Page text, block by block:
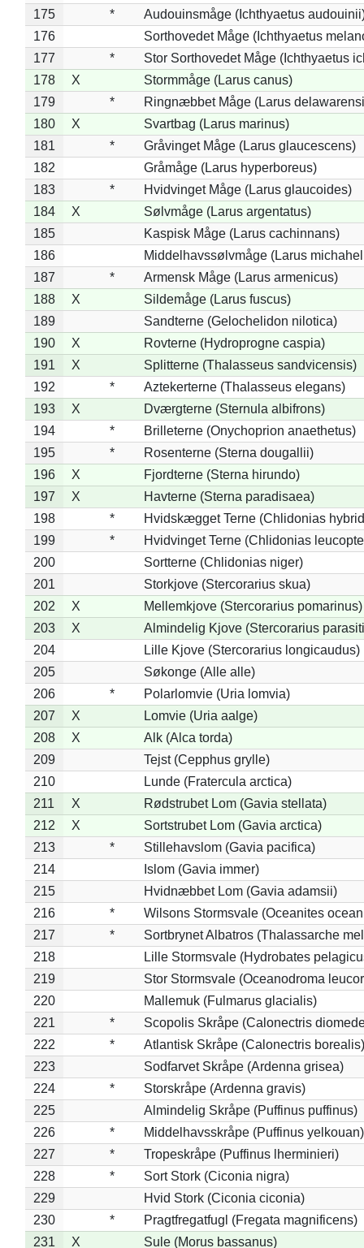
175
*
Audouinsmåge (Ichthyaetus
176
Sorthovedet Måge (Ichthyaetus
177
*
Stor Sorthovedet Måge (Ichthyaetus
178
X
Stormmåge (Larus canus)
179
*
Ringnæbbet Måge (Larus
180
X
Svartbag (Larus marinus)
181
*
Gråvinget Måge (Larus glaucescens)
182
Gråmåge (Larus hyperboreus)
183
*
Hvidvinget Måge (Larus glaucoides)
184
X
Sølvmåge (Larus argentatus)
185
Kaspisk Måge (Larus cachinnans)
186
Middelhavssølvmåge (Larus
187
*
Armensk Måge (Larus armenicus)
188
X
Sildemåge (Larus fuscus)
189
Sandterne (Gelochelidon nilotica)
190
X
Rovterne (Hydroprogne caspia)
191
X
Splitterne (Thalasseus sandvicensis)
192
*
Aztekerterne (Thalasseus elegans)
193
X
Dværgterne (Sternula albifrons)
194
*
Brilleterne (Onychoprion anaethetus)
195
*
Rosenterne (Sterna dougallii)
196
X
Fjordterne (Sterna hirundo)
197
X
Havterne (Sterna paradisaea)
198
*
Hvidskægget Terne (Chlidonias
199
*
Hvidvinget Terne (Chlidonias
200
Sortterne (Chlidonias niger)
201
Storkjove (Stercorarius skua)
202
X
Mellemkjove (Stercorarius pomarinus)
203
X
Almindelig Kjove (Stercorarius
204
Lille Kjove (Stercorarius longicaudus)
205
Søkonge (Alle alle)
206
*
Polarlomvie (Uria lomvia)
207
X
Lomvie (Uria aalge)
208
X
Alk (Alca torda)
209
Tejst (Cepphus grylle)
210
Lunde (Fratercula arctica)
211
X
Rødstrubet Lom (Gavia stellata)
212
X
Sortstrubet Lom (Gavia arctica)
213
*
Stillehavslom (Gavia pacifica)
214
Islom (Gavia immer)
215
Hvidnæbbet Lom (Gavia adamsii)
216
*
Wilsons Stormsvale (Oceanites
217
*
Sortbrynet Albatros (Thalassarche
218
Lille Stormsvale (Hydrobates
219
Stor Stormsvale (Oceanodroma
220
Mallemuk (Fulmarus glacialis)
221
*
Scopolis Skråpe (Calonectris
222
*
Atlantisk Skråpe (Calonectris borealis)
223
Sodfarvet Skråpe (Ardenna grisea)
224
*
Storskråpe (Ardenna gravis)
225
Almindelig Skråpe (Puffinus puffinus)
226
*
Middelhavsskråpe (Puffinus yelkouan)
227
*
Tropeskråpe (Puffinus lherminieri)
228
*
Sort Stork (Ciconia nigra)
229
Hvid Stork (Ciconia ciconia)
230
*
Pragtfregatfugl (Fregata magnificens)
231
X Sule (Morus bassanus)